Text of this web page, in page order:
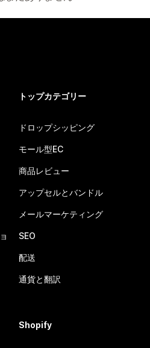
トップカテゴリー
ドロップシッピング
モール型EC
商品レビュー
アップセルとバンドル
メールマーケティング
SEO
配送
通貨と翻訳
Shopify